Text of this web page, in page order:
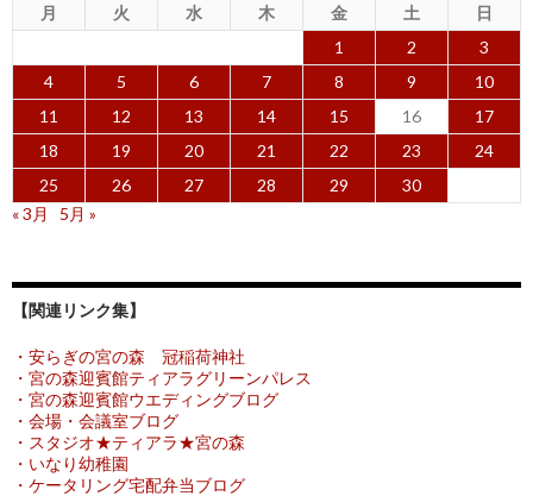
月 火 水 木 金 土
日
1
2
3
4
5 6 7 8 9
10
11
12 13 14 15 16
17
18
19 20 21 22 23
24
25
26 27 28 29
30
« 3月
5月 »
【関連リンク集】
・安らぎの宮の森 冠稲荷神社
・宮の森迎賓館ティアラグリーンパレス
・宮の森迎賓館ウエディングブログ
・会場・会議室ブログ
・スタジオ★ティアラ★宮の森
・いなり幼稚園
・ケータリング宅配弁当ブログ